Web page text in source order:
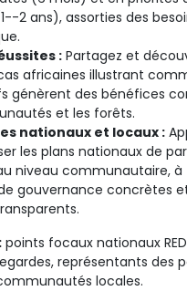
2 ans), assorties des
:Partagez et
africaines illustrant
génèrent des bénéfices
et les forêts.
nationaux et locaux :
les plans nationaux de
niveau communautaire, à
gouvernance concrètes
points focaux nationaux
représentants des
locales.